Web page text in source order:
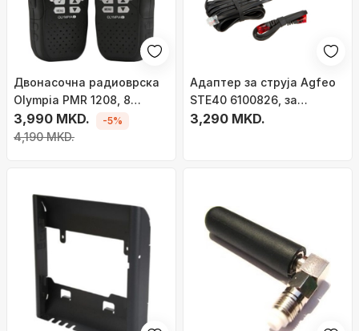
Двонасочна радиоврска
Olympia PMR 1208, 8
канали, 446 MHz, црна
3,990 MKD.
4,190 MKD.
-5%
Адаптер за струја Agfeo
STE40 6100826, за
телефони ST40 ST42
3,290 MKD.